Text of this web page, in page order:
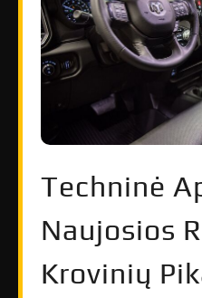
Techninė
Naujosios
Krovinių